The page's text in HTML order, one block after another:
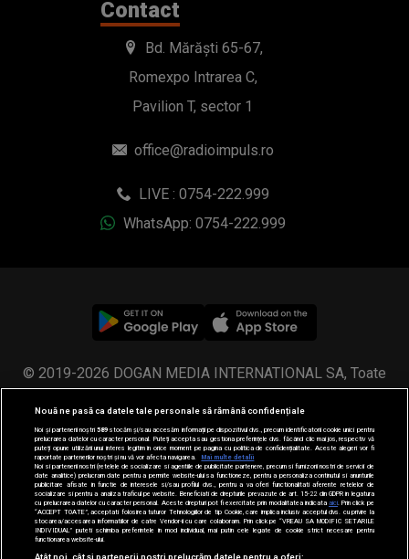
Contact
Bd. Mărăști 65-67,
Romexpo Intrarea C,
Pavilion T, sector 1
office@radioimpuls.ro
LIVE : 0754-222.999
WhatsApp: 0754-222.999
© 2019-2026 DOGAN MEDIA INTERNATIONAL SA, Toate
drepturile rezervate.
Nouă ne pasă ca datele tale personale să rămână confidențiale
Noi și partenerii noștri589stocăm și/sau accesăm informații pe dispozitivul dvs., precum identificatorii cookie unici pentru
prelucrarea datelor cu caracter personal. Puteți accepta sau gestiona preferințele dvs. făcând clic mai jos, respectiv vă
puteți opune utilizării unui interes legitim în orice moment pe pagina cu politica de confidențialitate. Aceste alegeri vor fi
raportate partenerilor noștri și nu vă vor afecta navigarea.
Mai multe detalii
Noi si partenerii nostri (retelele de socializare si agentiile de publicitate partenere, precum si furnizorii nostri de servicii de
date analitice) prelucram date pentru a permite website-ului sa functioneze, pentru a personaliza continutul si anunturile
publicitare afisate in functie de interesele si/sau profilul dvs., pentru a va oferi functionalitati aferente retelelor de
socializare si pentru a analiza traficul pe website. Beneficiati de drepturile prevazute de art. 15-22 din GDPR in legatura
cu prelucrarea datelor cu caracter personal. Aceste drepturi pot fi exercitate prin modalitatea indicataaici . Prin click pe
“ACCEPT TOATE”, acceptati folosirea tuturor Tehnologiilor de tip Cookie, care implica inclusiv acceptul dvs. cu privire la
stocarea/accesarea informatiilor de catre Vendor-ii cu care colaboram. Prin click pe “VREAU SA MODIFIC SETARILE
INDIVIDUAL” puteti schimba preferintele in mod individual, mai putin cele legate de cookie strict necesare pentru
functionarea website-ului.
Atât noi, cât și partenerii noștri prelucrăm datele pentru a oferi: